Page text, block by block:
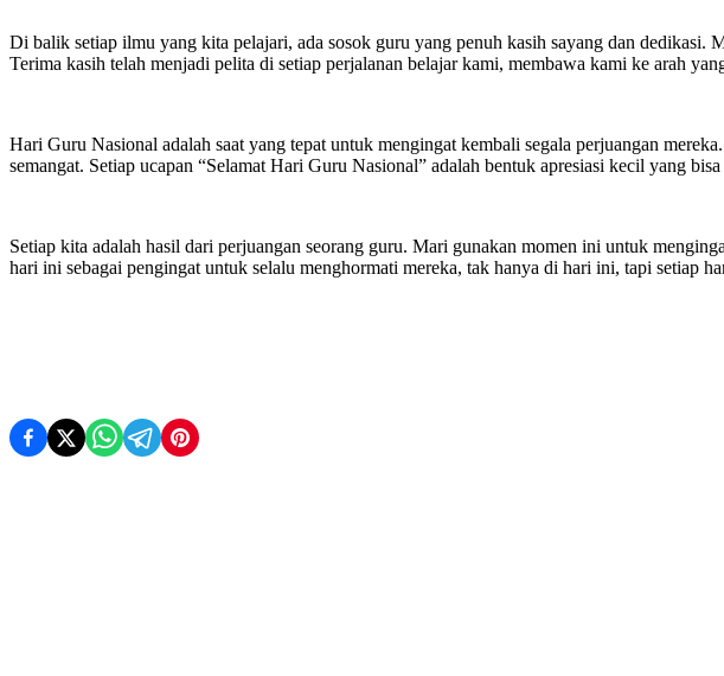
Di balik setiap ilmu yang kita pelajari, ada sosok guru yang penuh kasih sayang dan
Terima kasih telah menjadi pelita di setiap perjalanan belajar kami, membawa kami ke arah
Hari Guru Nasional adalah saat yang tepat untuk mengingat kembali segala perjuangan
semangat. Setiap ucapan “Selamat Hari Guru Nasional” adalah bentuk apresiasi kecil yang
Setiap kita adalah hasil dari perjuangan seorang guru. Mari gunakan momen ini untuk
hari ini sebagai pengingat untuk selalu menghormati mereka, tak hanya di hari ini, tapi setiap